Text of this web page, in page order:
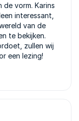
vorm. Karins
interessant,
van de
te bekijken.
zullen wij
een lezing!